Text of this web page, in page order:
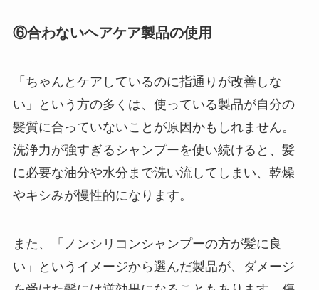
⑥合わないヘアケア製品の使用
「ちゃんとケアしているのに指通りが改善しな
い」という方の多くは、使っている製品が自分の
髪質に合っていないことが原因かもしれません。
洗浄力が強すぎるシャンプーを使い続けると、髪
に必要な油分や水分まで洗い流してしまい、乾燥
やキシみが慢性的になります。
また、「ノンシリコンシャンプーの方が髪に良
い」というイメージから選んだ製品が、ダメージ